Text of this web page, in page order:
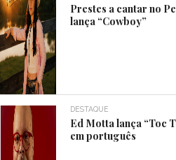
Prestes a cantar no
lança “Cowboy”
DESTAQUE
Ed Motta lança “Toc
em português